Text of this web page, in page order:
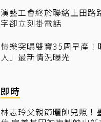
演藝工會終於聯絡上田路
字卻立刻掛電話
愷樂突曝雙寶35周早產！
人」最新情況曝光
即時
林志玲父親節曬帥兒照！